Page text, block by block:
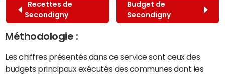
Recettes de
Secondigny
Budget de
Secondigny
Méthodologie :
Les chiffres présentés dans ce service sont ceux des
budgets principaux exécutés des communes dont les